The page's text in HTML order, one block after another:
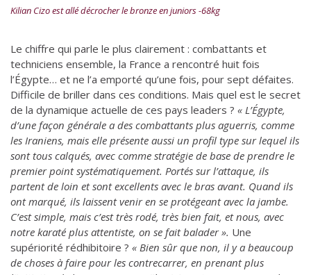
Kilian Cizo est allé décrocher le bronze en juniors -68kg
Le chiffre qui parle le plus clairement : combattants et
techniciens ensemble, la France a rencontré huit fois
l’Égypte… et ne l’a emporté qu’une fois, pour sept défaites.
Difficile de briller dans ces conditions. Mais quel est le secret
de la dynamique actuelle de ces pays leaders ? « L’Égypte,
d’une façon générale a des combattants plus aguerris, comme
les Iraniens, mais elle présente aussi un profil type sur lequel ils
sont tous calqués, avec comme stratégie de base de prendre le
premier point systématiquement. Portés sur l’attaque, ils
partent de loin et sont excellents avec le bras avant. Quand ils
ont marqué, ils laissent venir en se protégeant avec la jambe.
C’est simple, mais c’est très rodé, très bien fait, et nous, avec
notre karaté plus attentiste, on se fait balader ». Une
supériorité rédhibitoire ? « Bien sûr que non, il y a beaucoup
de choses à faire pour les contrecarrer, en prenant plus